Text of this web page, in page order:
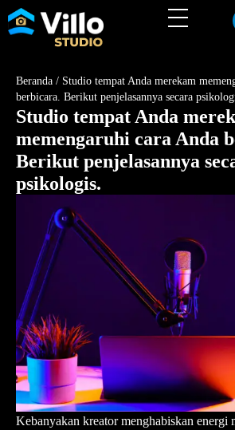
Beranda / Studio tempat Anda merekam
berbicara. Berikut penjelasannya secara
Studio tempat Anda
memengaruhi cara Anda
Berikut penjelasannya
psikologis.
Kebanyakan kreator menghabiskan energi